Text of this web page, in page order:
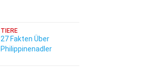
TIERE
27 Fakten Über
Philippinenadler